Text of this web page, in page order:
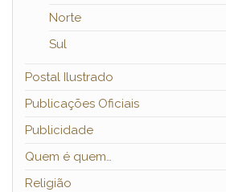
Norte
Sul
Postal Ilustrado
Publicações Oficiais
Publicidade
Quem é quem…
Religião